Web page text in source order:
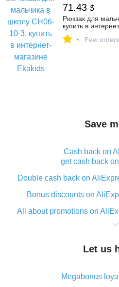
71.43 $
Рюкзак для
купить в
- Few orders
Save
Cash back on
get cash back
Double cash back on
Bonus discounts on
All about promotions on
What is cash back when
The best place to download
What is the AliExpress cash
Let us
Megabonus